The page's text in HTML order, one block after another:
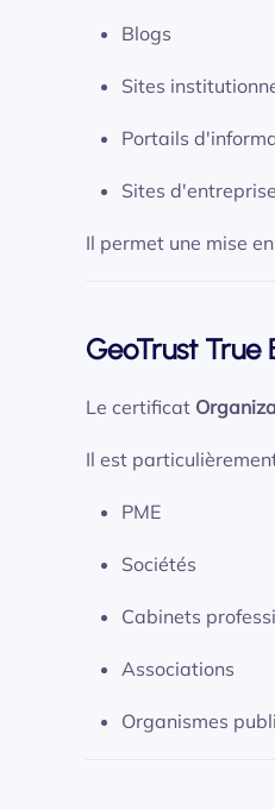
Blogs
Sites
Portails
Sites
Il permet une mise
GeoTrust True
Le certificat
Il est
PME
Sociétés
Cabinets
Associations
Organismes